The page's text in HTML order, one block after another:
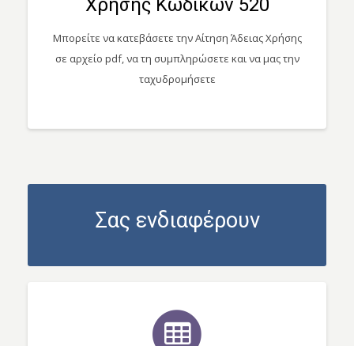
Χρήσης Κωδικών 520
Μπορείτε να κατεβάσετε την Αίτηση Άδειας Χρήσης
σε αρχείο pdf, να τη συμπληρώσετε και να μας την
ταχυδρομήσετε
Σας ενδιαφέρουν